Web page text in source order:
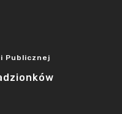
Publicznej